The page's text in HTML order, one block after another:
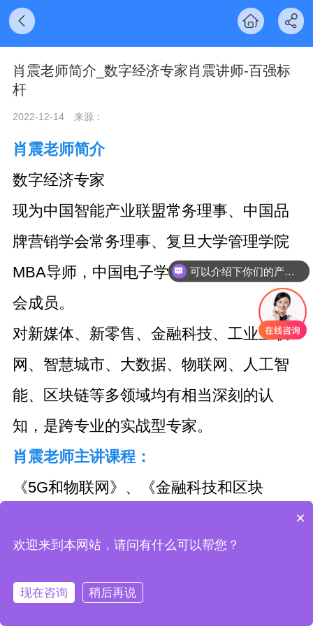
肖震老师简介_数字经济专家肖震讲师-百强标
杆
2022-12-14 来源：
肖震老师简介
数字经济专家
现为中国智能产业联盟常务理事、中国品
牌营销学会常务理事、复旦大学管理学院
MBA导师，中国电子学会物联网专家委员
会成员。
对新媒体、新零售、金融科技、工业互联
网、智慧城市、大数据、物联网、人工智
能、区块链等多领域均有相当深刻的认
知，是跨专业的实战型专家。
肖震老师主讲课程：
《5G和物联网》、《金融科技和区块
体营销》、《智慧物流》、《工业互联
网》、《大数据和人工智能》、《新零售
可以介绍下你们的产品么
×
欢迎来到本网站，请问有什么可以帮您？
现在咨询 稍后再说